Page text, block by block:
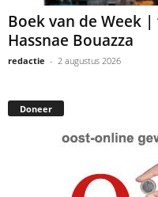
Boek van de Week |
Hassnae Bouazza
redactie - 2 augustus 2026
Doneer